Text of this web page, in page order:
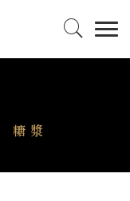
糖漿